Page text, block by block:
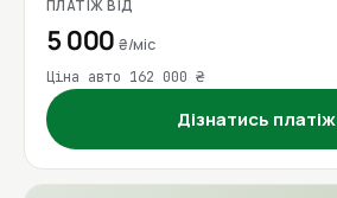
ПЛАТІЖ ВІД
5 000₴/міс
Ціна авто 162 000 ₴
Дізнатись платіж